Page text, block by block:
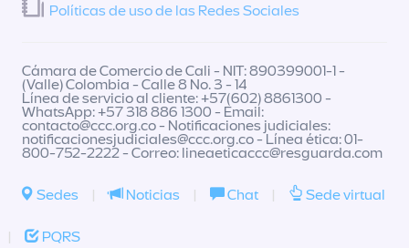
Políticas de uso de las Redes Sociales
Cámara de Comercio de Cali - NIT: 890399001-1 -
(Valle) Colombia - Calle 8 No. 3 - 14
Línea de servicio al cliente: +57(602) 8861300 -
WhatsApp: +57 318 886 1300 - Email:
contacto@ccc.org.co- Notificaciones judiciales:
notificacionesjudiciales@ccc.org.co- Línea ética: 01-
800-752-2222 - Correo: lineaeticaccc@resguarda.com
Sedes | Noticias | Chat | Sede virtual
| PQRS